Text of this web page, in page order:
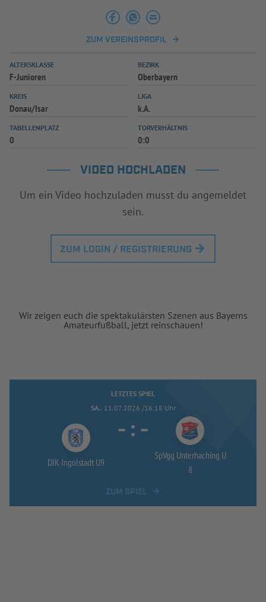
ZUM VEREINSPROFIL
ALTERSKLASSE
F-Junioren
BEZIRK
Oberbayern
KREIS
Donau/Isar
LIGA
k.A.
TABELLENPLATZ
0
TORVERHÄLTNIS
0:0
VIDEO HOCHLADEN
Um ein Video hochzuladen musst du angemeldet
sein.
ZUM LOGIN / REGISTRIERUNG
Wir zeigen euch die spektakulärsten Szenen aus Bayerns
Amateurfußball, jetzt reinschauen!
LETZTES SPIEL
SA.. 11.07.2026 /16:18 Uhr
DJK Ingolstadt U9
- : -
SpVgg Unterhaching U
8